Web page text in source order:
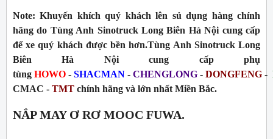
Note: Khuyến khích quý khách lên sủ dụng hàng chính
hãng do Tùng Anh Sinotruck Long Biên Hà Nội cung cấp
để xe quý khách được bền hơn.Tùng Anh Sinotruck Long
Biên Hà Nội cung cấp phụ
tùng HOWO - SHACMAN - CHENGLONG - DONGFENG -
CMAC - TMT chính hãng và lớn nhất Miền Bắc.
NẮP MAY Ơ RƠ MOOC FUWA.